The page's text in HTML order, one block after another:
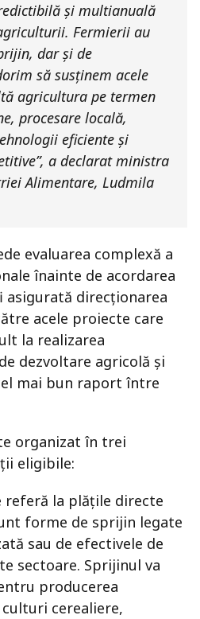
și multianuală
Fermierii au
dar și de
să susținem acele
agricultura pe termen
procesare locală,
eficiente și
a declarat ministra
Alimentare, Ludmila
evaluarea complexă a
înainte de acordarea
direcționarea
acele proiecte care
la realizarea
dezvoltare agricolă și
mai bun raport între
organizat în trei
eligibile:
referă la plățile directe
forme de sprijin legate
sau de efectivele de
sectoare. Sprijinul va
producerea
cerealiere,